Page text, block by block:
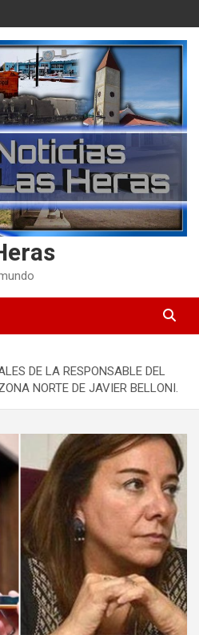
DE LA RESPONSABLE DEL
NORTE DE JAVIER BELLONI.